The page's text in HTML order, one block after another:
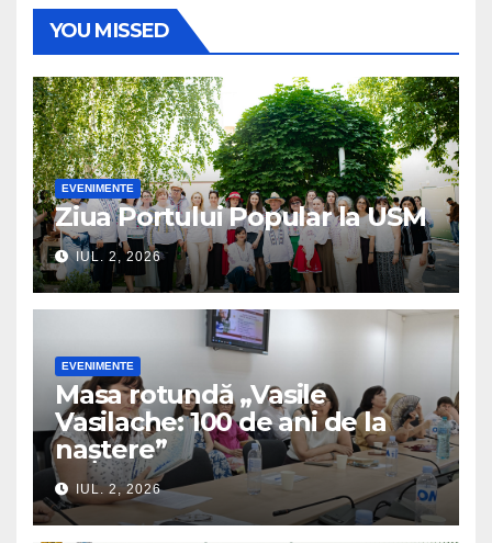
YOU MISSED
EVENIMENTE
Ziua Portului Popular la USM
IUL. 2, 2026
EVENIMENTE
Masa rotundă „Vasile
Vasilache: 100 de ani de la
naștere”
IUL. 2, 2026